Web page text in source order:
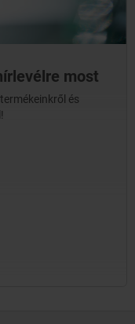
most
és